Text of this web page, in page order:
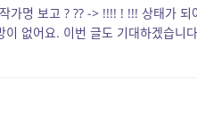
가명 보고 ? ?? -> !!!! ! !!! 상태가
이 없어요. 이번 글도 기대하겠습니다